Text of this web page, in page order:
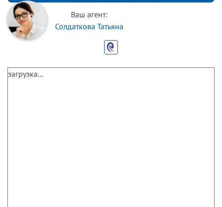
Ваш агент:
Солдаткова Татьяна
загрузка...